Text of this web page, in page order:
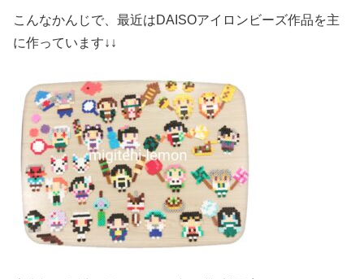
こんなかんじで、最近はDAISOアイロンビーズ作品を主
に作っています↓↓